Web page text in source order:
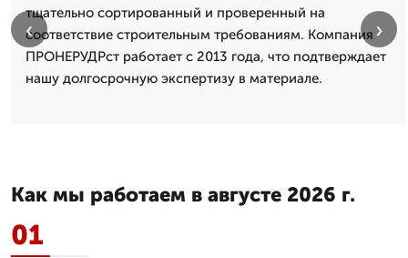
тщательно сортированный и проверенный на
соответствие строительным требованиям. Компания
ПРОНЕРУДРст работает с 2013 года, что подтверждает
нашу долгосрочную экспертизу в материале.
‹ ›
Как мы работаем в августе 2026 г.
01